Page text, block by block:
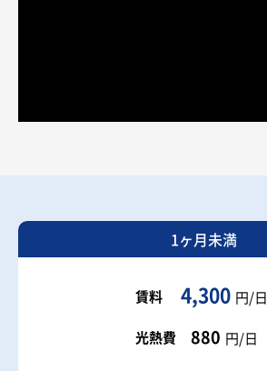
1ヶ月未満
賃料 4,300 円/日
光熱費
880 円/日